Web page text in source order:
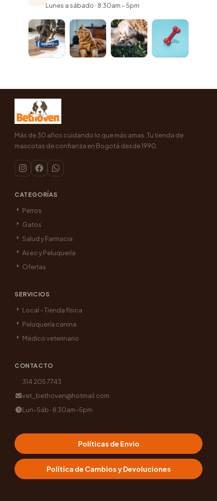
Lunes a sábado · 8:30am – 5pm
Más de 30 años cuidando lo que más amas. Tu tienda de
mascotas de confianza en Bogotá desde 1990.
CATEGORÍAS
Perros
Gatos
Salud y Farmacia
Aseo y Peluquería
Ofertas
SERVICIOS
Local - Tienda física
Peluquería canina
Médico veterinario
CONTACTO
314 205 7743
vet_bethoven@hotmail.com
Lun–Sáb · 8:30am–5pm
Políticas de Envio
Política de Cambios y Devoluciones